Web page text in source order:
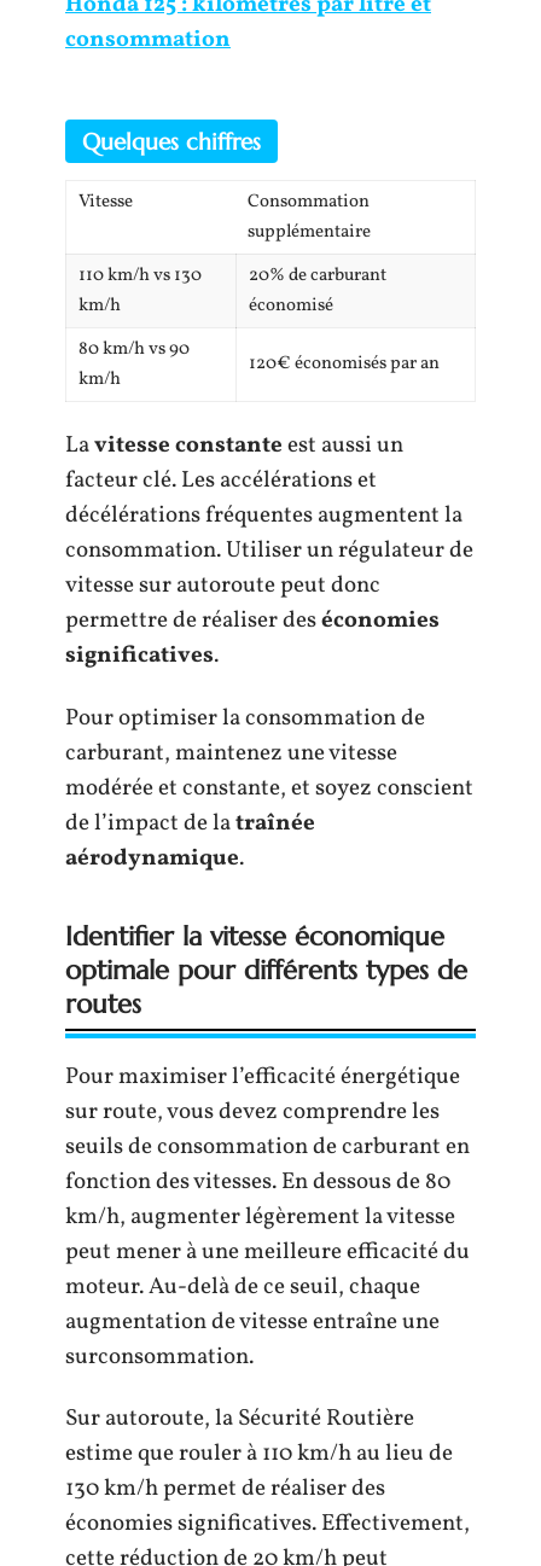
consommation
Quelques chiffres
Vitesse
Consommation
supplémentaire
110 km/h vs 130
km/h
20% de carburant
économisé
80 km/h vs 90
km/h
120€ économisés par an
Lavitesse constanteest aussi un
facteur clé. Les accélérations et
décélérations fréquentes augmentent la
consommation. Utiliser un régulateur de
vitesse sur autoroute peut donc
permettre de réaliser deséconomies
significatives.
Pour optimiser la consommation de
carburant, maintenez une vitesse
modérée et constante, et soyez conscient
de l’impact de latraînée
aérodynamique.
Identifier la vitesse économique
optimale pour différents types de
routes
Pour maximiser l’efficacité énergétique
sur route, vous devez comprendre les
seuils de consommation de carburant en
fonction des vitesses. En dessous de 80
km/h, augmenter légèrement la vitesse
peut mener à une meilleure efficacité du
moteur. Au-delà de ce seuil, chaque
augmentation de vitesse entraîne une
surconsommation.
Sur autoroute, la Sécurité Routière
estime que rouler à 110 km/h au lieu de
130 km/h permet de réaliser des
économies significatives. Effectivement,
cette réduction de 20 km/h peut